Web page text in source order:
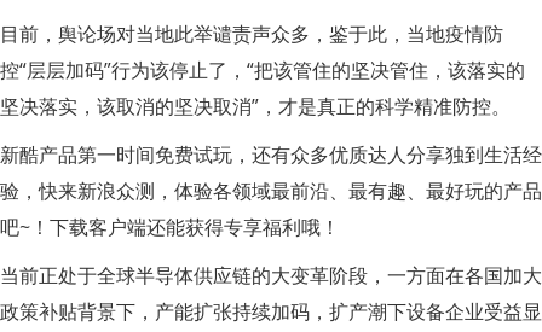
目前，舆论场对当地此举谴责声众多，鉴于此，当地疫情防
控“层层加码”行为该停止了，“把该管住的坚决管住，该落实的
坚决落实，该取消的坚决取消”，才是真正的科学精准防控。
新酷产品第一时间免费试玩，还有众多优质达人分享独到生活经
验，快来新浪众测，体验各领域最前沿、最有趣、最好玩的产品
吧~！下载客户端还能获得专享福利哦！
当前正处于全球半导体供应链的大变革阶段，一方面在各国加大
政策补贴背景下，产能扩张持续加码，扩产潮下设备企业受益显